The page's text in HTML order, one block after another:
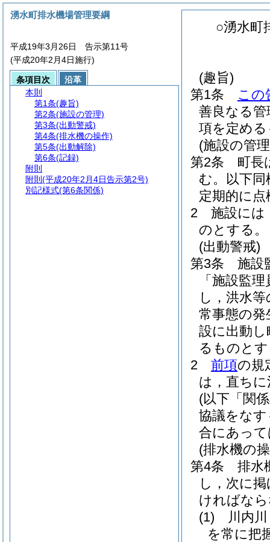
○湧水町
(趣旨)
第1条
この
善良なる
項を定め
(施設の管
第2条
町長
む。以下
定期的に
2
施設には
のとする。
(出動警戒)
第3条
施設
「施設監
し，洪水
常事態の
設に出動
るものと
2
前項の規
は，直ち
(以下「関
協議をな
合にあっ
(排水機の
第4条
排水
し，次に
ければな
(1)
川内
を常に把
湧水町排水機場管理要綱
平成19年3月26日 告示第11号
(平成20年2月4日施行)
条項目次
沿革
本則
第1条(趣旨)
第2条(施設の管理)
第3条(出動警戒)
第4条(排水機の操作)
第5条(出動解除)
第6条(記録)
附則
附則 (平成20年2月4日告示第2号)
別記様式(第6条関係)